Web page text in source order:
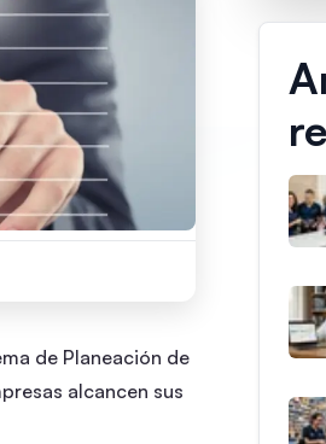
de Planeación de
alcancen sus